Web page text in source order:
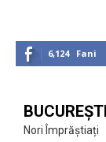
6,124 Fani
BUCUREȘTI
Nori Împrăștiați